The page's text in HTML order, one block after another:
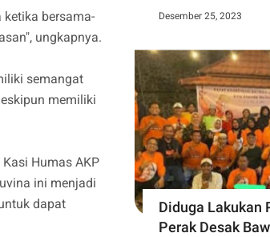
bersama-
ungkapnya.
semangat
memiliki
Humas AKP
ini menjadi
dapat
Desember 25, 2023
Diduga Lakukan
Perak Desak